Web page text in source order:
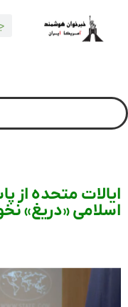
ایالات متحده از
اسلامی «دریغ»